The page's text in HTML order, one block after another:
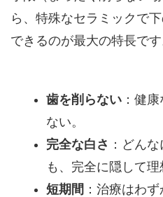
ら、特殊なセラミックで
できるのが最大の特長です
歯を削らない：健康
ない。
完全な白さ ：どん
も、完全に隠して理
短期間 ：治療はわ